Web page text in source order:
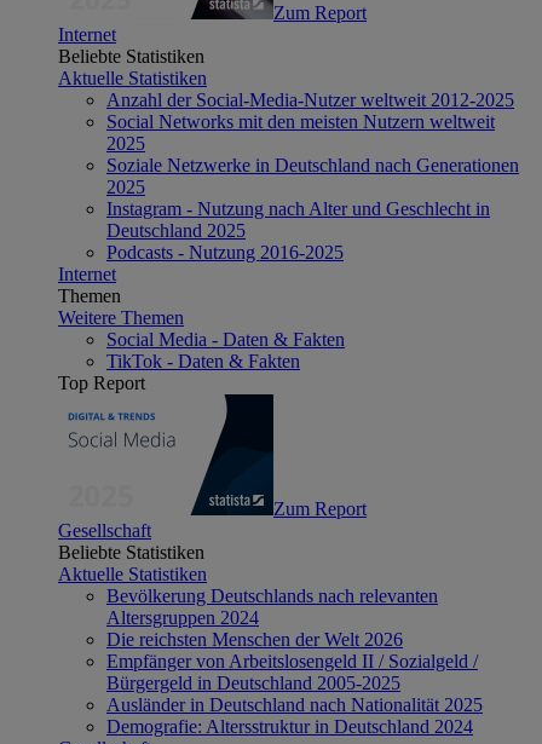
Zum Report
Internet
Beliebte Statistiken
Aktuelle Statistiken
Anzahl der Social-Media-Nutzer weltweit 2012-2025
Social Networks mit den meisten Nutzern weltweit
2025
Soziale Netzwerke in Deutschland nach Generationen
2025
Instagram - Nutzung nach Alter und Geschlecht in
Deutschland 2025
Podcasts - Nutzung 2016-2025
Internet
Themen
Weitere Themen
Social Media - Daten & Fakten
TikTok - Daten & Fakten
Top Report
Zum Report
Gesellschaft
Beliebte Statistiken
Aktuelle Statistiken
Bevölkerung Deutschlands nach relevanten
Altersgruppen 2024
Die reichsten Menschen der Welt 2026
Empfänger von Arbeitslosengeld II / Sozialgeld /
Bürgergeld in Deutschland 2005-2025
Ausländer in Deutschland nach Nationalität 2025
Demografie: Altersstruktur in Deutschland 2024